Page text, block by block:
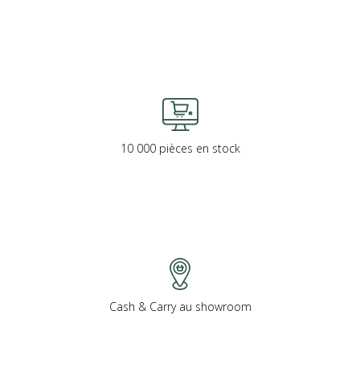
10 000 pièces en stock
Cash & Carry au showroom